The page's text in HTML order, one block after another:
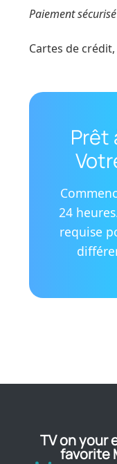
Paiement
Cartes de crédit,
Prêt
24
requise
TV on your
favorite